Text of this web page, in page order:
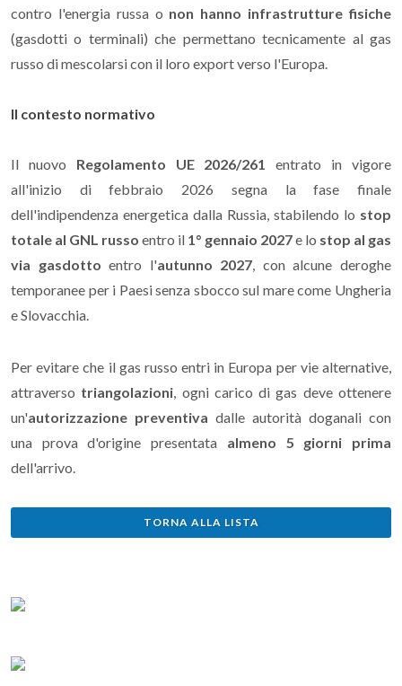
contro l'energia russa o non hanno infrastrutture fisiche
(gasdotti o terminali) che permettano tecnicamente al gas
russo di mescolarsi con il loro export verso l'Europa.
Il contesto normativo
Il nuovo Regolamento UE 2026/261 entrato in vigore
all'inizio di febbraio 2026 segna la fase finale
dell'indipendenza energetica dalla Russia, stabilendo lo stop
totale al GNL russoentro il 1° gennaio 2027e lo stop al gas
via gasdottoentro l'autunno 2027, con alcune deroghe
temporanee per i Paesi senza sbocco sul mare come Ungheria
e Slovacchia.
Per evitare che il gas russo entri in Europa per vie alternative,
attraverso triangolazioni, ogni carico di gas deve ottenere
un'autorizzazione preventiva dalle autorità doganali con
una prova d'origine presentata almeno 5 giorni prima
dell'arrivo.
TORNA ALLA LISTA